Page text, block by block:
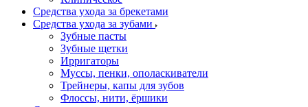
Средства ухода за брекетами
Средства ухода за зубами
Зубные пасты
Зубные щетки
Ирригаторы
Муссы, пенки, ополаскиватели
Трейнеры, капы для зубов
Флоссы, нити, ёршики